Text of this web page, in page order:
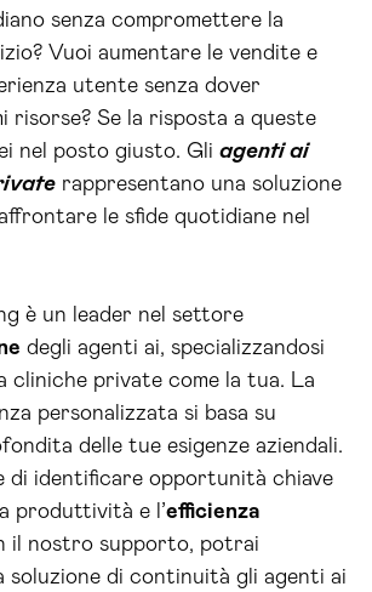
senza compromettere la
Vuoi aumentare le vendite e
utente senza dover
risorse? Se la risposta a queste
nel posto giusto. Gli agenti ai
rappresentano una soluzione
le sfide quotidiane nel
è un leader nel settore
degli agenti ai, specializzandosi
cliniche private come la tua. La
personalizzata si basa su
delle tue esigenze aziendali.
di identificare opportunità chiave
produttività e l’efficienza
il nostro supporto, potrai
soluzione di continuità gli agenti ai